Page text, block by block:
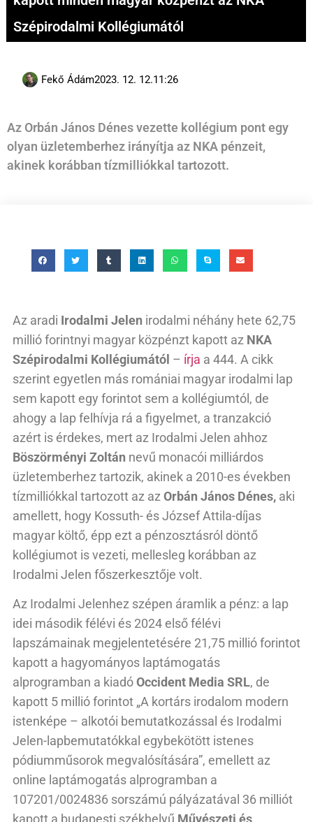
Szépirodalmi Kollégiumától
Fekő Ádám2023. 12. 12.11:26
Az Orbán János Dénes vezette kollégium pont egy
olyan üzletemberhez irányítja az NKA pénzeit,
akinek korábban tízmilliókkal tartozott.
Az aradi Irodalmi Jelen irodalmi néhány hete 62,75
millió forintnyi magyar közpénzt kapott az NKA
Szépirodalmi Kollégiumától – írja a 444. A cikk
szerint egyetlen más romániai magyar irodalmi lap
sem kapott egy forintot sem a kollégiumtól, de
ahogy a lap felhívja rá a figyelmet, a tranzakció
azért is érdekes, mert az Irodalmi Jelen ahhoz
Böszörményi Zoltán nevű monacói milliárdos
üzletemberhez tartozik, akinek a 2010-es években
tízmilliókkal tartozott az az Orbán János Dénes, aki
amellett, hogy Kossuth- és József Attila-díjas
magyar költő, épp ezt a pénzosztásról döntő
kollégiumot is vezeti, mellesleg korábban az
Irodalmi Jelen főszerkesztője volt.
Az Irodalmi Jelenhez szépen áramlik a pénz: a lap
idei második félévi és 2024 első félévi
lapszámainak megjelentetésére 21,75 millió forintot
kapott a hagyományos laptámogatás
alprogramban a kiadóOccident Media SRL, de
kapott 5 millió forintot „A kortárs irodalom modern
istenképe – alkotói bemutatkozással és Irodalmi
Jelen-lapbemutatókkal egybekötött istenes
pódiumműsorok megvalósítására”, emellett az
online laptámogatás alprogramban a
107201/0024836 sorszámú pályázatával 36 milliót
kapott a budapesti székhelyű Művészeti és